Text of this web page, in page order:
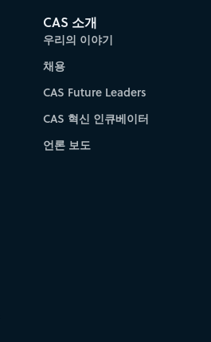
CAS 소개
우리의 이야기
채용
CAS Future Leaders
CAS 혁신 인큐베이터
언론 보도